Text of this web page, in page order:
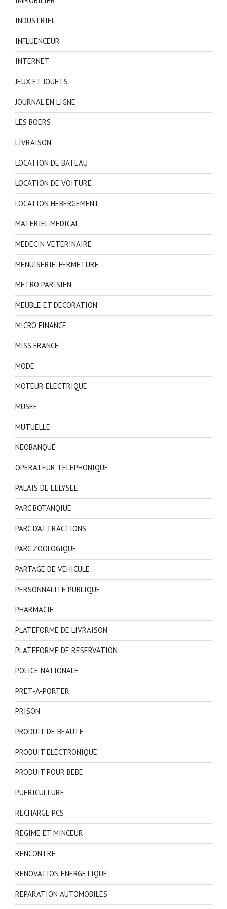
INDUSTRIEL
INFLUENCEUR
INTERNET
JEUX ET JOUETS
JOURNAL EN LIGNE
LES BOERS
LIVRAISON
LOCATION DE BATEAU
LOCATION DE VOITURE
LOCATION HEBERGEMENT
MATERIEL MEDICAL
MEDECIN VETERINAIRE
MENUISERIE-FERMETURE
METRO PARISIEN
MEUBLE ET DECORATION
MICRO FINANCE
MISS FRANCE
MODE
MOTEUR ELECTRIQUE
MUSEE
MUTUELLE
NEOBANQUE
OPERATEUR TELEPHONIQUE
PALAIS DE L'ELYSEE
PARC BOTANQIUE
PARC D'ATTRACTIONS
PARC ZOOLOGIQUE
PARTAGE DE VEHICULE
PERSONNALITE PUBLIQUE
PHARMACIE
PLATEFORME DE LIVRAISON
PLATEFORME DE RESERVATION
POLICE NATIONALE
PRET-A-PORTER
PRISON
PRODUIT DE BEAUTE
PRODUIT ELECTRONIQUE
PRODUIT POUR BEBE
PUERICULTURE
RECHARGE PCS
REGIME ET MINCEUR
RENCONTRE
RENOVATION ENERGETIQUE
REPARATION AUTOMOBILES